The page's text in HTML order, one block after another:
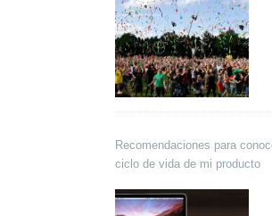
Recomendaciones para
ciclo de vida de mi producto